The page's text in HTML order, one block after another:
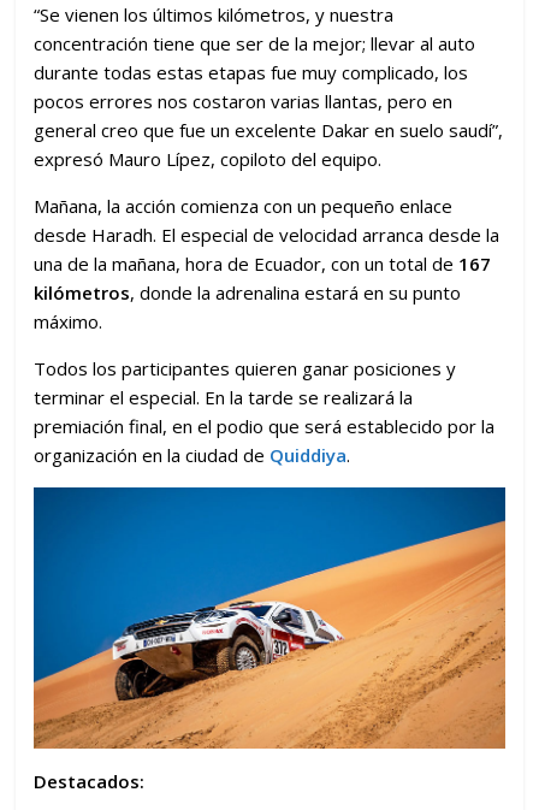
“Se vienen los últimos kilómetros, y nuestra
concentración tiene que ser de la mejor; llevar al auto
durante todas estas etapas fue muy complicado, los
pocos errores nos costaron varias llantas, pero en
general creo que fue un excelente Dakar en suelo saudí”,
expresó Mauro Lípez, copiloto del equipo.
Mañana, la acción comienza con un pequeño enlace
desde Haradh. El especial de velocidad arranca desde la
una de la mañana, hora de Ecuador, con un total de 167
kilómetros, donde la adrenalina estará en su punto
máximo.
Todos los participantes quieren ganar posiciones y
terminar el especial. En la tarde se realizará la
premiación final, en el podio que será establecido por la
organización en la ciudad de Quiddiya.
Destacados: